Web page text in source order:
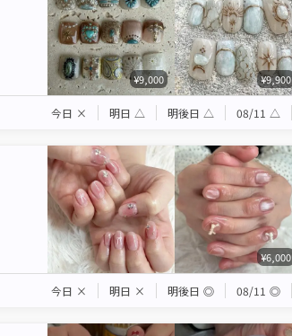
¥9,000 ¥9,900
今日 × 明日 △ 明後日 △ 08/11 △
¥6,000
今日 × 明日 × 明後日 ◎ 08/11 ◎